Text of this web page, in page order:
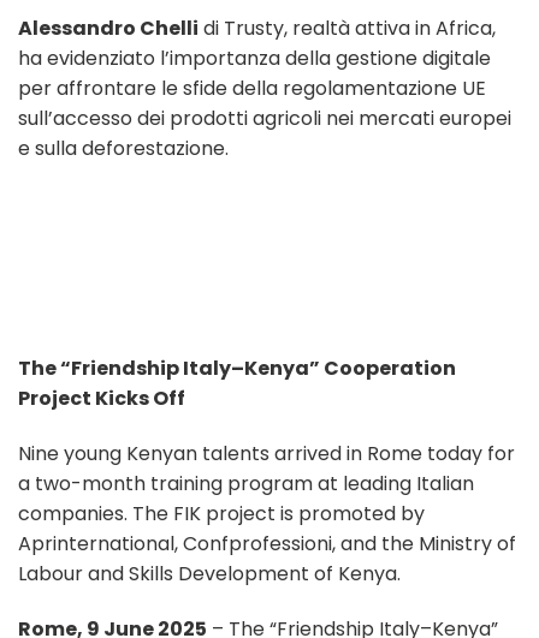
Alessandro Chelli di Trusty, realtà attiva in Africa,
ha evidenziato l’importanza della gestione digitale
per affrontare le sfide della regolamentazione UE
sull’accesso dei prodotti agricoli nei mercati europei
e sulla deforestazione.
The “Friendship Italy–Kenya” Cooperation
Project Kicks Off
Nine young Kenyan talents arrived in Rome today for
a two-month training program at leading Italian
companies. The FIK project is promoted by
Aprinternational, Confprofessioni, and the Ministry of
Labour and Skills Development of Kenya.
Rome, 9 June 2025 – The “Friendship Italy–Kenya”